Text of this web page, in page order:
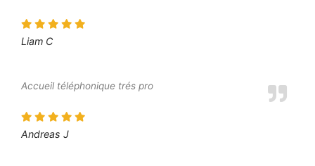
Liam C
Accueil téléphonique trés pro
Andreas J